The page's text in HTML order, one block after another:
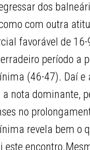
dos
com outra
favorável de 16-
período a
(46-47). Daí e
nota dominante,
no
revela bem o
este